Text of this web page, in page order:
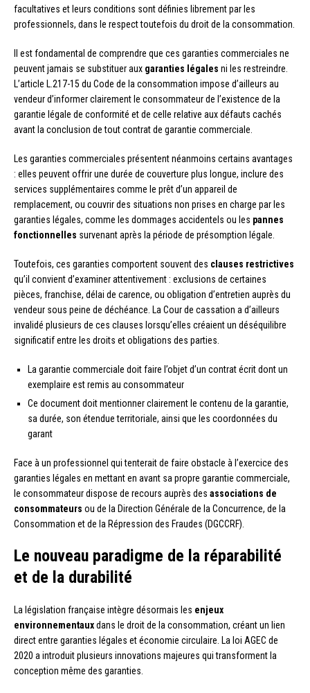
facultatives et leurs conditions sont définies librement par les
professionnels, dans le respect toutefois du droit de la consommation.
Il est fondamental de comprendre que ces garanties commerciales ne
peuvent jamais se substituer aux garanties légales ni les restreindre.
L’article L.217-15 du Code de la consommation impose d’ailleurs au
vendeur d’informer clairement le consommateur de l’existence de la
garantie légale de conformité et de celle relative aux défauts cachés
avant la conclusion de tout contrat de garantie commerciale.
Les garanties commerciales présentent néanmoins certains avantages
: elles peuvent offrir une durée de couverture plus longue, inclure des
services supplémentaires comme le prêt d’un appareil de
remplacement, ou couvrir des situations non prises en charge par les
garanties légales, comme les dommages accidentels ou les pannes
fonctionnelles survenant après la période de présomption légale.
Toutefois, ces garanties comportent souvent des clauses restrictives
qu’il convient d’examiner attentivement : exclusions de certaines
pièces, franchise, délai de carence, ou obligation d’entretien auprès du
vendeur sous peine de déchéance. La Cour de cassation a d’ailleurs
invalidé plusieurs de ces clauses lorsqu’elles créaient un déséquilibre
significatif entre les droits et obligations des parties.
La garantie commerciale doit faire l’objet d’un contrat écrit dont un
exemplaire est remis au consommateur
Ce document doit mentionner clairement le contenu de la garantie,
sa durée, son étendue territoriale, ainsi que les coordonnées du
garant
Face à un professionnel qui tenterait de faire obstacle à l’exercice des
garanties légales en mettant en avant sa propre garantie commerciale,
le consommateur dispose de recours auprès des associations de
consommateurs ou de la Direction Générale de la Concurrence, de la
Consommation et de la Répression des Fraudes (DGCCRF).
Le nouveau paradigme de la réparabilité
et de la durabilité
La législation française intègre désormais les enjeux
environnementauxdans le droit de la consommation, créant un lien
direct entre garanties légales et économie circulaire. La loi AGEC de
2020 a introduit plusieurs innovations majeures qui transforment la
conception même des garanties.